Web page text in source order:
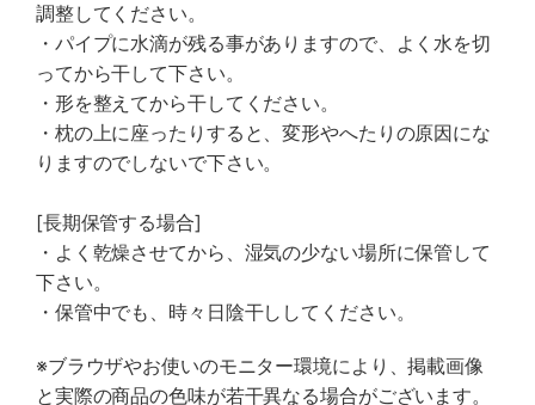
調整してください。
・パイプに水滴が残る事がありますので、よく水を切
ってから干して下さい。
・形を整えてから干してください。
・枕の上に座ったりすると、変形やへたりの原因にな
りますのでしないで下さい。
[長期保管する場合]
・よく乾燥させてから、湿気の少ない場所に保管して
下さい。
・保管中でも、時々日陰干ししてください。
※ブラウザやお使いのモニター環境により、掲載画像
と実際の商品の色味が若干異なる場合がございます。